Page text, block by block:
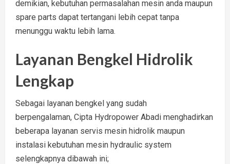
demikian, kebutuhan permasalahan mesin anda maupun
spare parts dapat tertangani lebih cepat tanpa
menunggu waktu lebih lama.
Layanan Bengkel Hidrolik
Lengkap
Sebagai layanan bengkel yang sudah
berpengalaman, Cipta Hydropower Abadi menghadirkan
beberapa layanan servis mesin hidrolik maupun
instalasi kebutuhan mesin hydraulic system
selengkapnya dibawah ini;